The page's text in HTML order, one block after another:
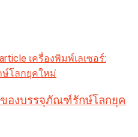
ของบรรจุภัณฑ์รักษ์โลกยุค